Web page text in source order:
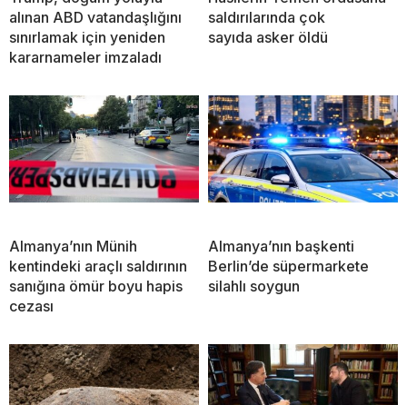
alınan ABD vatandaşlığını
sınırlamak için yeniden
kararnameler imzaladı
saldırılarında çok
sayıda asker öldü
Almanya’nın Münih
kentindeki araçlı saldırının
sanığına ömür boyu hapis
cezası
Almanya’nın başkenti
Berlin’de süpermarkete
silahlı soygun